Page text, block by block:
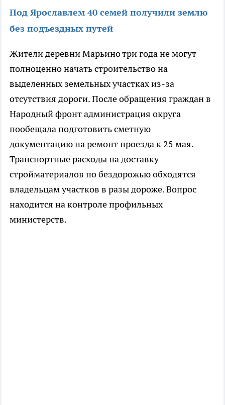
Под Ярославлем 40 семей получили землю
без подъездных путей
Жители деревни Марьино три года не могут
полноценно начать строительство на
выделенных земельных участках из-за
отсутствия дороги. После обращения граждан в
Народный фронт администрация округа
пообещала подготовить сметную
документацию на ремонт проезда к 25 мая.
Транспортные расходы на доставку
стройматериалов по бездорожью обходятся
владельцам участков в разы дороже. Вопрос
находится на контроле профильных
министерств.